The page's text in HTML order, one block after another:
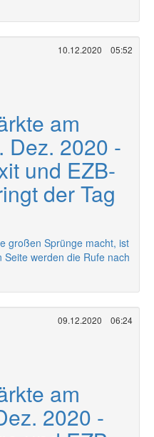
10.12.2020
05:52
am
Dez. 2020 -
und EZB-
der Tag
großen Sprünge macht, ist
werden die Rufe nach
09.12.2020
06:24
am
2020 -